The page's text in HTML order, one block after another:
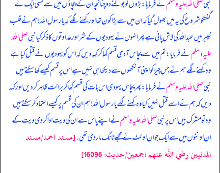
نبیصلی اللہ علیہ وسلمنے فرمایا: بڑوں کو بولنے دو چنانچہ ان کے چچاؤں میں سے کسی ایک نے
گفتگو شروع کی یہ میں بھول گیا کہ ان میں سے بڑا کون تھا اور کہنے لگے کہ یا رسول اللہ! ہم نے قلب
خیبر میں عبداللہ کی لاش پائی ہے پھر انہوں نے یہو دیوں کے شر اور عداوتوں کا ذکر کیا نبیصلی اللہ
علیہ وسلمنے فرمایا: تم میں سے پچاس آدمی قسم کھا کر کہہ دیں کہ اس کو یہو دیوں نے قتل کیا ہے
وہ کہنے لگے ہم نے جس چیز کو اپنی آنکھوں سے دیکھا ہی نہیں ہے اس پر قسم کیسے کھا سکتے ہیں
نبیصلی اللہ علیہ وسلمنے فرمایا: پھر پچاس یہو دی اس بات کی قسم کھا کر برائت ظاہر کر دیں اور کہہ
دیں کہ ہم نے اسے قتل نہیں کیا وہ کہنے لگے یا رسول اللہ! ہم ان کی قسم پر کیسے اعتماد کر سکتے ہیں
وہ تو مشرک ہیں اس پر نبیصلی اللہ علیہ وسلمنے اپنے پاس سے ان کی دیت ادا کر دی دیت کے
ان اونٹوں میں سے ایک جوان اونٹ نے مجھے ٹانگ مار دی تھی۔[مسند احمد/مسند
المدنيين رضي الله عنهم اجمعين/حدیث: 16096]